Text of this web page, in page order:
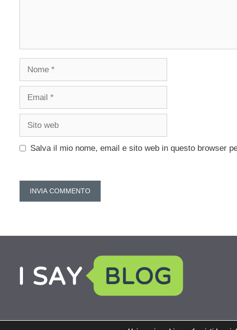
Nome
Email
Sito
Salva il mio nome, email e sito web in questo browser